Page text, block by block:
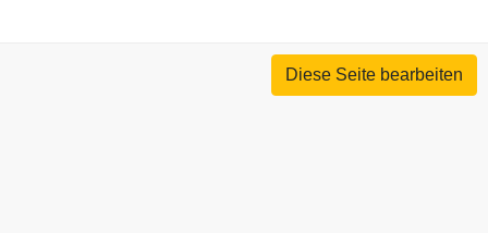
Diese Seite bearbeiten